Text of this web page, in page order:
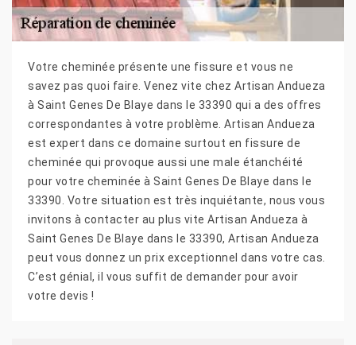
Votre cheminée présente une fissure et vous ne
savez pas quoi faire. Venez vite chez Artisan Andueza
à Saint Genes De Blaye dans le 33390 qui a des offres
correspondantes à votre problème. Artisan Andueza
est expert dans ce domaine surtout en fissure de
cheminée qui provoque aussi une male étanchéité
pour votre cheminée à Saint Genes De Blaye dans le
33390. Votre situation est très inquiétante, nous vous
invitons à contacter au plus vite Artisan Andueza à
Saint Genes De Blaye dans le 33390, Artisan Andueza
peut vous donnez un prix exceptionnel dans votre cas.
C’est génial, il vous suffit de demander pour avoir
votre devis !